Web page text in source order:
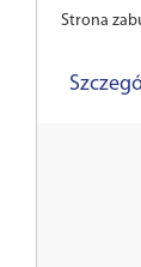
Strona